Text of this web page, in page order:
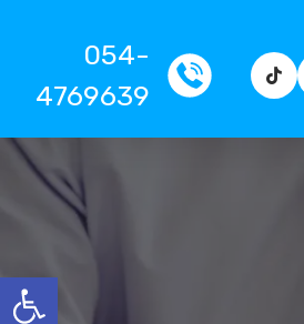
054-
4769639